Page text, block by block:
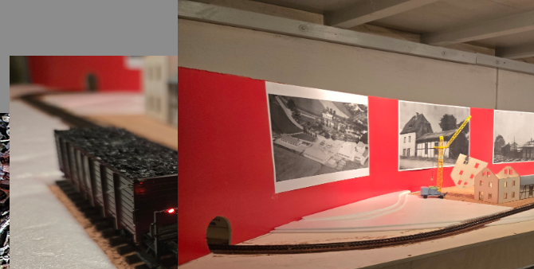
MEC-
Eröffnungsfeier 2025 MEC Austellung
Martin Biber, Bürgermeister von Eggenfelden, bedank sich für die